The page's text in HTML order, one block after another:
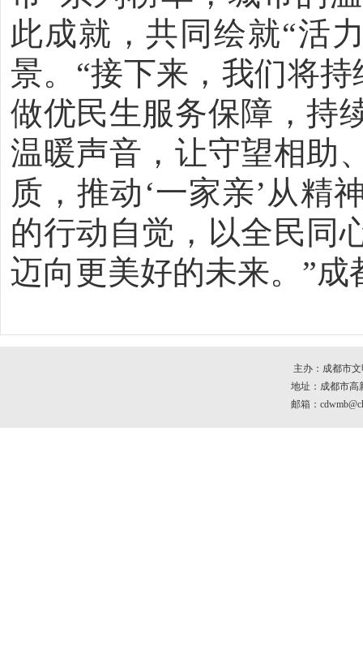
此成就，共同绘就“活
景。“接下来，我们将
做优民生服务保障，持
温暖声音，让守望相助
质，推动‘一家亲’从精
的行动自觉，以全民同
迈向更美好的未来。”
主办：成都市
地址：成都市高
邮箱：